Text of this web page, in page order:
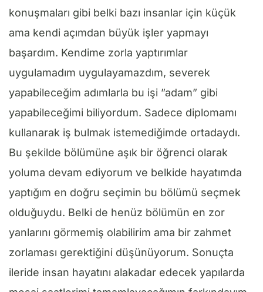
konuşmaları gibi belki bazı insanlar için küçük
ama kendi açımdan büyük işler yapmayı
başardım. Kendime zorla yaptırımlar
uygulamadım uygulayamazdım, severek
yapabileceğim adımlarla bu işi ”adam” gibi
yapabileceğimi biliyordum. Sadece diplomamı
kullanarak iş bulmak istemediğimde ortadaydı.
Bu şekilde bölümüne aşık bir öğrenci olarak
yoluma devam ediyorum ve belkide hayatımda
yaptığım en doğru seçimin bu bölümü seçmek
olduğuydu. Belki de henüz bölümün en zor
yanlarını görmemiş olabilirim ama bir zahmet
zorlaması gerektiğini düşünüyorum. Sonuçta
ileride insan hayatını alakadar edecek yapılarda